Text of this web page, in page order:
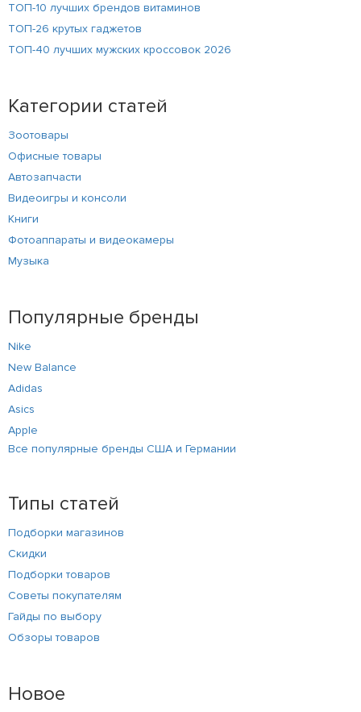
ТОП-10 лучших брендов витаминов
ТОП-26 крутых гаджетов
ТОП-40 лучших мужских кроссовок 2026
Категории статей
Зоотовары
Офисные товары
Автозапчасти
Видеоигры и консоли
Книги
Фотоаппараты и видеокамеры
Музыка
Популярные бренды
Nike
New Balance
Adidas
Asics
Apple
Все популярные бренды США и Германии
Типы статей
Подборки магазинов
Скидки
Подборки товаров
Советы покупателям
Гайды по выбору
Обзоры товаров
Новое